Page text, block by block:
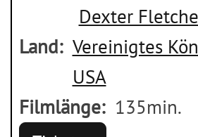
Dexter
Land
Vereinigtes
USA
Filmlänge
135min.